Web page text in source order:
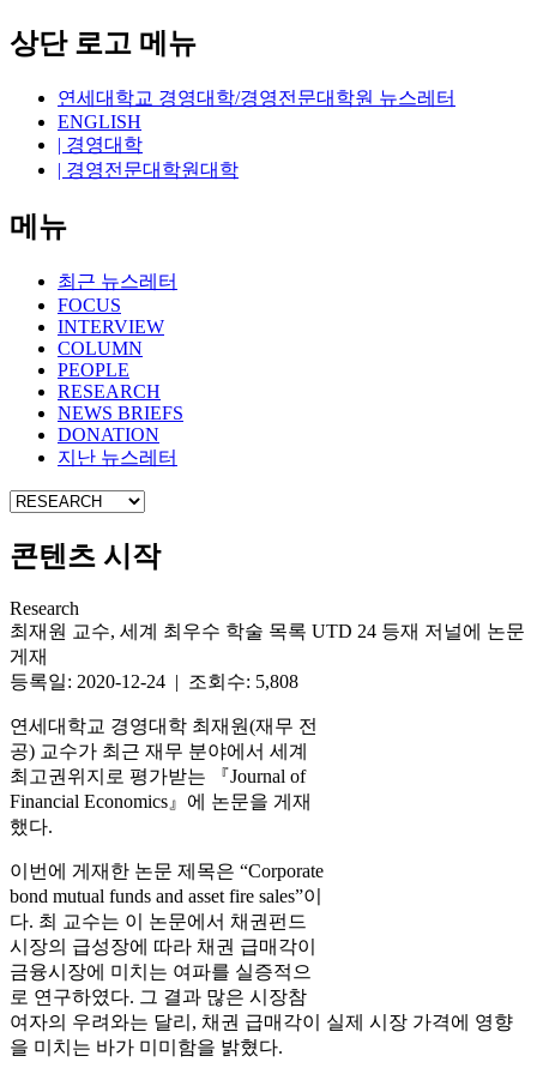
상단 로고 메뉴
연세대학교 경영대학/경영전문대학원 뉴스레터
ENGLISH
| 경영대학
| 경영전문대학원대학
메뉴
최근 뉴스레터
FOCUS
INTERVIEW
COLUMN
PEOPLE
RESEARCH
NEWS BRIEFS
DONATION
지난 뉴스레터
콘텐츠 시작
Research
최재원 교수, 세계 최우수 학술 목록 UTD 24 등재 저널에 논문
게재
등록일: 2020-12-24 | 조회수: 5,808
연세대학교 경영대학 최재원(재무 전
공) 교수가 최근 재무 분야에서 세계
최고권위지로 평가받는 『Journal of
Financial Economics』에 논문을 게재
했다.
이번에 게재한 논문 제목은 “Corporate
bond mutual funds and asset fire sales”이
다. 최 교수는 이 논문에서 채권펀드
시장의 급성장에 따라 채권 급매각이
금융시장에 미치는 여파를 실증적으
로 연구하였다. 그 결과 많은 시장참
여자의 우려와는 달리, 채권 급매각이 실제 시장 가격에 영향
을 미치는 바가 미미함을 밝혔다.